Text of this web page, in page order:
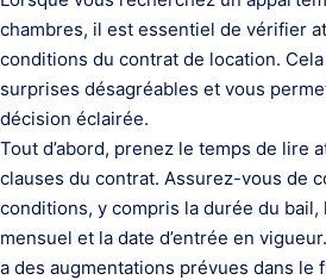
chambres, il est essentiel de vérifier
conditions du contrat de location.
surprises désagréables et vous
décision éclairée.
Tout d’abord, prenez le temps de lire
clauses du contrat. Assurez-vous de
conditions, y compris la durée du
mensuel et la date d’entrée en
a des augmentations prévues dans le